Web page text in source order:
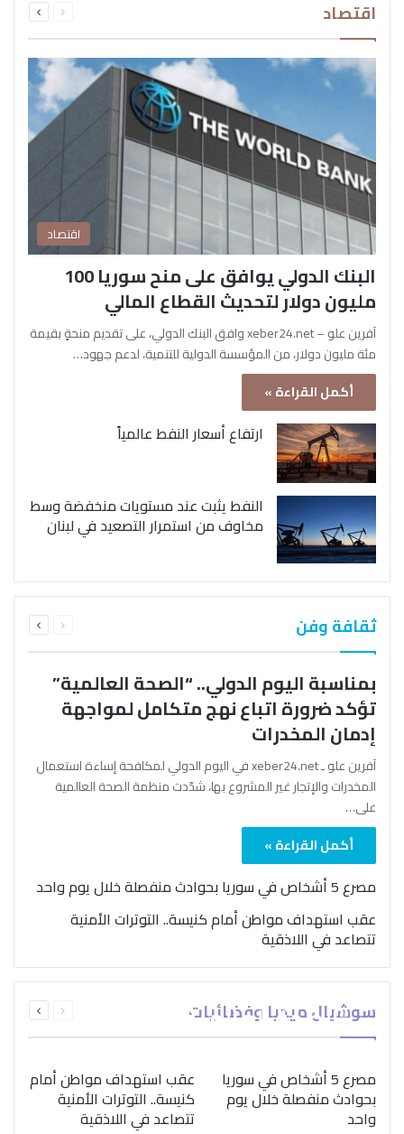
اقتصاد الصفحةالصفحة
اقتصاد
البنك الدولي يوافق على منح سوريا 100
مليون دولار لتحديث القطاع المالي
آفرين علو – xeber24.net وافق البنك الدولي، على تقديم منحةٍ بقيمة
مئة مليون دولار، من المؤسسة الدولية للتنمية، لدعم جهود…
أكمل القراءة »
ارتفاع أسعار النفط عالمياً
النفط يثبت عند مستويات منخفضة وسط
مخاوف من استمرار التصعيد في لبنان
ثقافة وفن الصفحةالصفحة
بمناسبة اليوم الدولي.. “الصحة العالمية”
تؤكد ضرورة اتباع نهج متكامل لمواجهة
إدمان المخدرات
آفرين علو ـ xeber24.net في اليوم الدولي لمكافحة إساءة استعمال
المخدرات والإتجار غير المشروع بها، شدّدت منظمة الصحة العالمية
على…
أكمل القراءة »
مصرع 5 أشخاص في سوريا بحوادث منفصلة خلال يوم واحد
عقب استهداف مواطن أمام كنيسة.. التوترات الأمنية
تتصاعد في اللاذقية
سوشيال ميديا وفضائيات الصفحةالصفحة
بمناسبة اليوم الدولي..
“الصحة العالمية” تؤكد
ضرورة اتباع نهج متكامل
لمواجهة إدمان المخدرات
مصرع 5 أشخاص في سوريا
بحوادث منفصلة خلال يوم
واحد
عقب استهداف مواطن أمام
كنيسة.. التوترات الأمنية
تتصاعد في اللاذقية